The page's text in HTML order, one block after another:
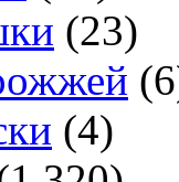
(23)
(4)